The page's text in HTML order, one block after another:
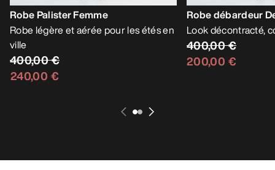
Robe Palister Femme
Robe légère et aérée pour les étés en
ville
400,00 €
240,00 €
Robe débardeur
Look décontracté,
400,00 €
200,00 €